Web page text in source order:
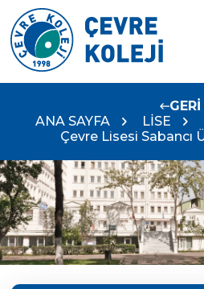
GERİ
ANA SAYFA
LİSE
Çevre Lisesi Sabancı